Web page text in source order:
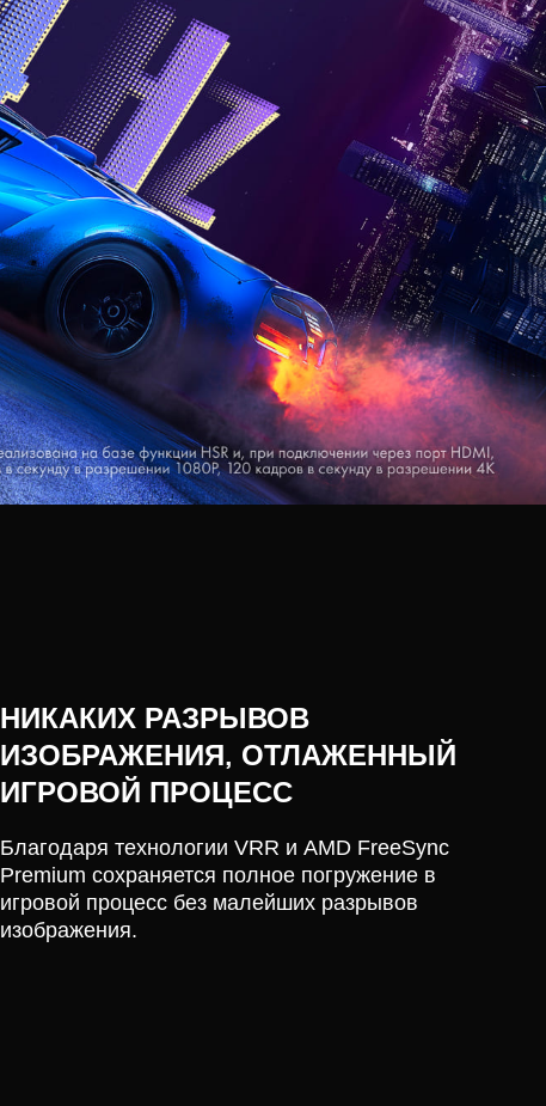
НИКАКИХ РАЗРЫВОВ
ИЗОБРАЖЕНИЯ, ОТЛАЖЕННЫЙ
ИГРОВОЙ ПРОЦЕСС
Благодаря технологии VRR и AMD FreeSync
Premium сохраняется полное погружение в
игровой процесс без малейших разрывов
изображения.